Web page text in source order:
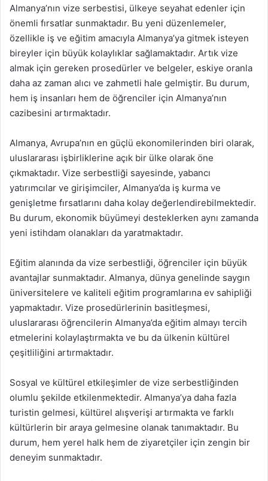
Almanya’nın vize serbestisi, ülkeye seyahat edenler için
önemli fırsatlar sunmaktadır. Bu yeni düzenlemeler,
özellikle iş ve eğitim amacıyla Almanya’ya gitmek isteyen
bireyler için büyük kolaylıklar sağlamaktadır. Artık vize
almak için gereken prosedürler ve belgeler, eskiye oranla
daha az zaman alıcı ve zahmetli hale gelmiştir. Bu durum,
hem iş insanları hem de öğrenciler için Almanya’nın
cazibesini artırmaktadır.
Almanya, Avrupa’nın en güçlü ekonomilerinden biri olarak,
uluslararası işbirliklerine açık bir ülke olarak öne
çıkmaktadır. Vize serbestliği sayesinde, yabancı
yatırımcılar ve girişimciler, Almanya’da iş kurma ve
genişletme fırsatlarını daha kolay değerlendirebilmektedir.
Bu durum, ekonomik büyümeyi desteklerken aynı zamanda
yeni istihdam olanakları da yaratmaktadır.
Eğitim alanında da vize serbestliği, öğrenciler için büyük
avantajlar sunmaktadır. Almanya, dünya genelinde saygın
üniversitelere ve kaliteli eğitim programlarına ev sahipliği
yapmaktadır. Vize prosedürlerinin basitleşmesi,
uluslararası öğrencilerin Almanya’da eğitim almayı tercih
etmelerini kolaylaştırmakta ve bu da ülkenin kültürel
çeşitliliğini artırmaktadır.
Sosyal ve kültürel etkileşimler de vize serbestliğinden
olumlu şekilde etkilenmektedir. Almanya’ya daha fazla
turistin gelmesi, kültürel alışverişi artırmakta ve farklı
kültürlerin bir araya gelmesine olanak tanımaktadır. Bu
durum, hem yerel halk hem de ziyaretçiler için zengin bir
deneyim sunmaktadır.